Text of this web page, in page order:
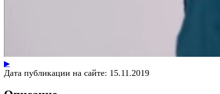
▶
Дата публикации на сайте: 15.11.2019